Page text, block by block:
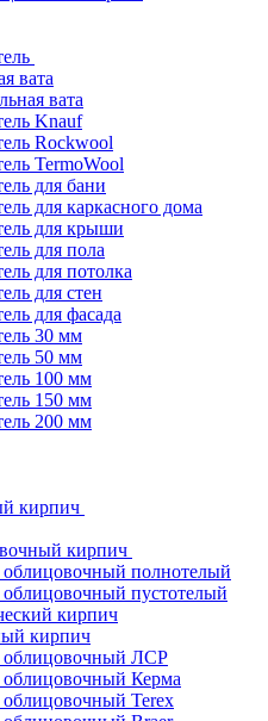
вата
вата
Knauf
Rockwool
TermoWool
для бани
для каркасного дома
для крыши
для пола
для потолка
для стен
для фасада
30 мм
50 мм
100 мм
150 мм
200 мм
кирпич
кирпич
полнотелый
пустотелый
кирпич
кирпич
ЛСР
Керма
Terex